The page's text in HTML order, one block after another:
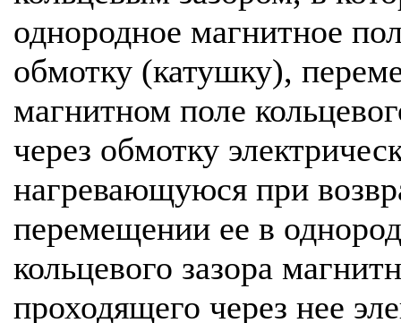
однородное магнитное
обмотку (катушку),
магнитном поле
через обмотку
нагревающуюся при
перемещении ее в
кольцевого зазора
проходящего через нее